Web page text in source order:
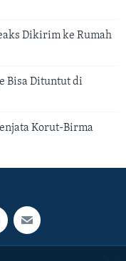
Dikirim ke Rumah
Bisa Dituntut di
Korut-Birma